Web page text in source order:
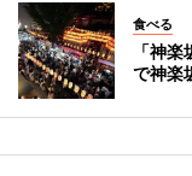
食べる
「神
で神楽